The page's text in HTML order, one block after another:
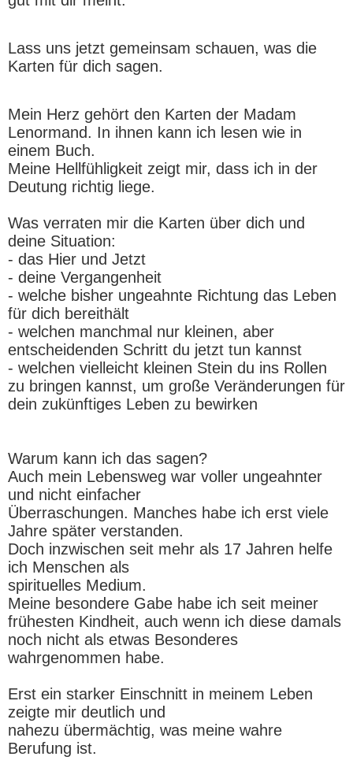
Lass uns jetzt gemeinsam schauen, was die
Karten für dich sagen.
Mein Herz gehört den Karten der Madam
Lenormand. In ihnen kann ich lesen wie in
einem Buch.
Meine Hellfühligkeit zeigt mir, dass ich in der
Deutung richtig liege.
Was verraten mir die Karten über dich und
deine Situation:
- das Hier und Jetzt
- deine Vergangenheit
- welche bisher ungeahnte Richtung das Leben
für dich bereithält
- welchen manchmal nur kleinen, aber
entscheidenden Schritt du jetzt tun kannst
- welchen vielleicht kleinen Stein du ins Rollen
zu bringen kannst, um große Veränderungen für
dein zukünftiges Leben zu bewirken
Warum kann ich das sagen?
Auch mein Lebensweg war voller ungeahnter
und nicht einfacher
Überraschungen. Manches habe ich erst viele
Jahre später verstanden.
Doch inzwischen seit mehr als 17 Jahren helfe
ich Menschen als
spirituelles Medium.
Meine besondere Gabe habe ich seit meiner
frühesten Kindheit, auch wenn ich diese damals
noch nicht als etwas Besonderes
wahrgenommen habe.
Erst ein starker Einschnitt in meinem Leben
zeigte mir deutlich und
nahezu übermächtig, was meine wahre
Berufung ist.